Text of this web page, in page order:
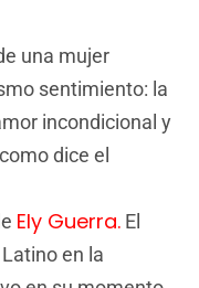
una mujer
sentimiento: la
incondicional y
dice el
Ely Guerra. El
en la